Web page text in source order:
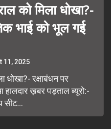
को मिला धोखा?-
भाई को भूल गई
11, 2025
धोखा?- रक्षाबंधन पर
हालदार ख़बर पड़ताल ब्यूरो:-
सीट...